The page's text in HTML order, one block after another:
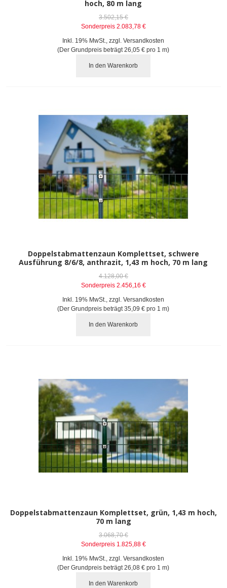
hoch, 80 m lang
3.502,15 €
Sonderpreis 2.083,78 €
Inkl. 19% MwSt.
,zzgl.Versandkosten
(Der Grundpreis beträgt26,05 € pro 1 m)
In den Warenkorb
Doppelstabmattenzaun Komplettset, schwere
Ausführung 8/6/8, anthrazit, 1,43 m hoch, 70 m lang
4.128,00 €
Sonderpreis 2.456,16 €
Inkl. 19% MwSt.
,zzgl.Versandkosten
(Der Grundpreis beträgt35,09 € pro 1 m)
In den Warenkorb
Doppelstabmattenzaun Komplettset, grün, 1,43 m hoch,
70 m lang
3.068,70 €
Sonderpreis 1.825,88 €
Inkl. 19% MwSt.
,zzgl.Versandkosten
(Der Grundpreis beträgt26,08 € pro 1 m)
In den Warenkorb